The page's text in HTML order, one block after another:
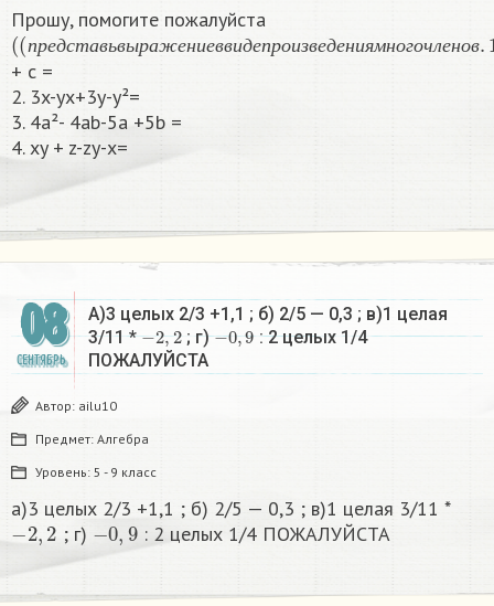
Прошу, помогите пожалуйста
п р е д с т а в ьв ыр а ж е н и е в в и д е п р о и з в е д е н иямн о г о чл е н о в
((предс тавьвыражениеввидеп е
+ c =
2. 3x-yx+3y-y²=
3. 4a²- 4ab-5a +5b =
4. xy + z-zy-x=
08
СЕНТЯБРЬ
А)3 целых 2/3 +1,1 ; б) 2/5 — 0,3 ; в)1 целая
3/11 *−2,2 ; г) 0,9 : 2 целых 1/4
ПОЖАЛУЙСТА
Автор: ailu10
Предмет: Алгебра
Уровень: 5 - 9 класс
а)3 целых 2/3 +1,1 ; б) 2/5 — 0,3 ; в)1 целая 3/11 *
−2,2 ; г) − 0,9 : 2 целых 1/4 ПОЖАЛУЙСТА